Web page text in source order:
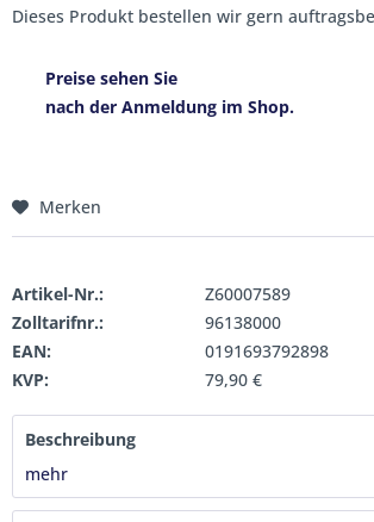
Dieses Produkt bestellen wir gern
Preise sehen Sie
nach der Anmeldung im Shop.
Merken
Artikel-Nr.:
Z60007589
Zolltarifnr.:
96138000
EAN:
0191693792898
KVP:
79,90 €
Beschreibung
mehr